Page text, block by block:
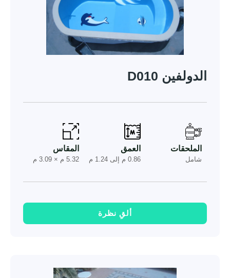
الدولفين D010
الملحقات
شامل
العمق
0.86 م إلى 1.24 م
المقاس
5.32 م × 3.09 م
ألقِ نظرة